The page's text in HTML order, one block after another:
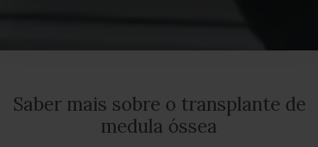
Saber mais sobre o transplante de
medula óssea